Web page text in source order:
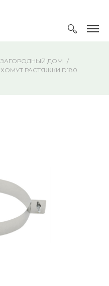
ЗАГОРОДНЫЙ ДОМ
ХОМУТ РАСТЯЖКИ D180